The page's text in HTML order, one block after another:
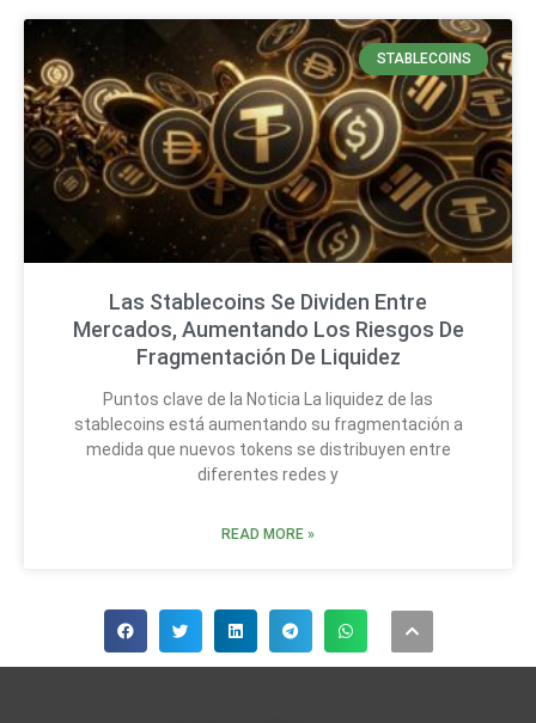
STABLECOINS
Las Stablecoins Se Dividen Entre
Mercados, Aumentando Los Riesgos De
Fragmentación De Liquidez
Puntos clave de la Noticia La liquidez de las
stablecoins está aumentando su fragmentación a
medida que nuevos tokens se distribuyen entre
diferentes redes y
READ MORE »